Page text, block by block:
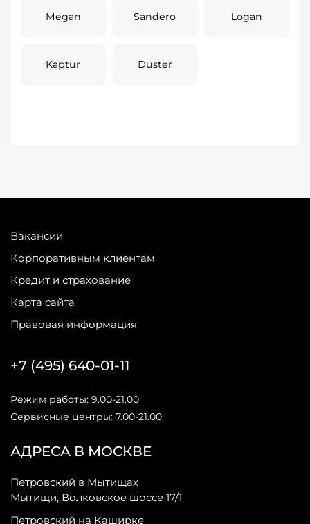
Megan Sandero Logan
Kaptur Duster
Вакансии
Корпоративным клиентам
Кредит и страхование
Карта сайта
Правовая информация
АДРЕСА В МОСКВЕ
Петровский в Мытищах
Мытищи, Волковское шоссе 17/1
Петровский на Каширке
+7 (495) 640-01-11
Режим работы: 9.00-21.00
Сервисные центры: 7.00-21.00